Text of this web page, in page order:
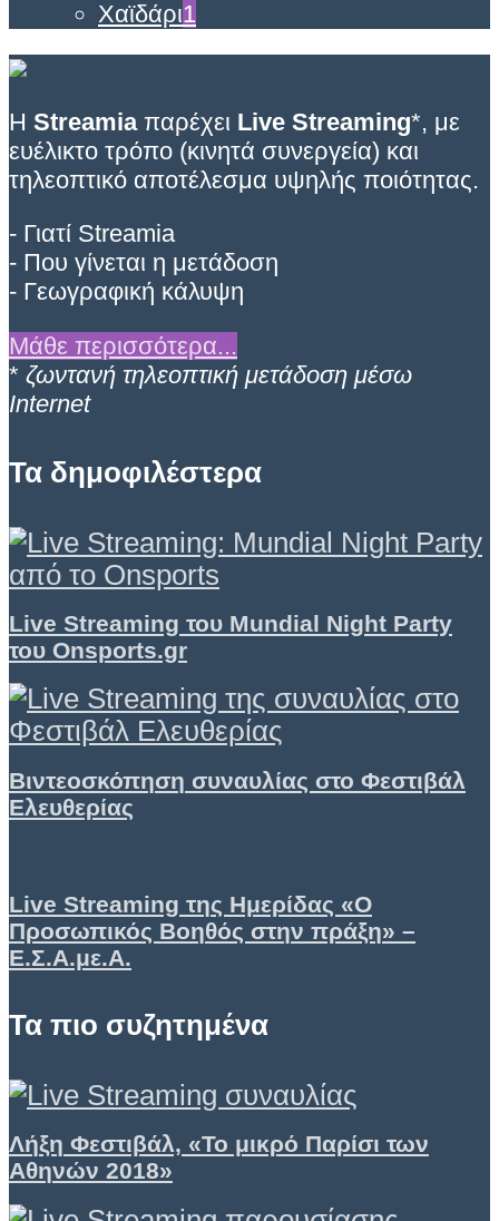
Χαϊδάρι1
Η Streamiaπαρέχει Live Streaming*, με
ευέλικτο τρόπο (κινητά συνεργεία) και
τηλεοπτικό αποτέλεσμα υψηλής ποιότητας.
- Γιατί Streamia
- Που γίνεται η μετάδοση
- Γεωγραφική κάλυψη
Μάθε περισσότερα...
* ζωντανή τηλεοπτική μετάδοση μέσω
Internet
Τα δημοφιλέστερα
Live Streaming του Mundial Night Party
του Onsports.gr
Βιντεοσκόπηση συναυλίας στο Φεστιβάλ
Ελευθερίας
Live Streaming της Ημερίδας «Ο
Προσωπικός Βοηθός στην πράξη» –
Ε.Σ.Α.με.Α.
Τα πιο συζητημένα
Λήξη Φεστιβάλ, «Το μικρό Παρίσι των
Αθηνών 2018»